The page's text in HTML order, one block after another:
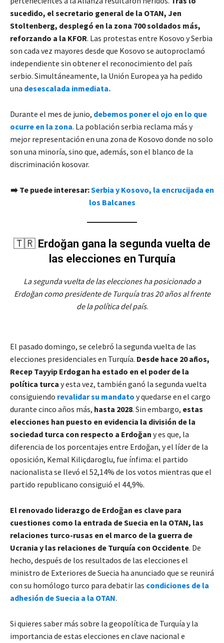
sucedido, el secretario general de la OTAN, Jen
Stoltenberg, desplegó en la zona 700 soldados más,
reforzando a la KFOR. Las protestas entre Kosovo y Serbia
son cada vez mayores desde que Kosovo se autoproclamó
independiente sin obtener el reconocimiento del país
serbio. Simultáneamente, la Unión Europea ya ha pedido
una desescalada inmediata.
Durante el mes de junio, debemos poner el ojo en lo que
ocurre en la zona. La población serbia reclama más y
mejor representación en una zona de Kosovo donde no solo
son una minoría, sino que, además, son el blanco de la
discriminación kosovar.
➡️ Te puede interesar:Serbia y Kosovo, la encrucijada en
los Balcanes
🇹🇷 Erdoğan gana la segunda vuelta de
las elecciones en Turquía
La segunda vuelta de las elecciones ha posicionado a
Erdoğan como presidente de Turquía tras 20 años al frente
de la política del país.
El pasado domingo, se celebró la segunda vuelta de las
elecciones presidenciales en Turquía. Desde hace 20 años,
Recep Tayyip Erdogan ha estado en el poder de la
política turca y esta vez, también ganó la segunda vuelta
consiguiendo revalidar su mandato y quedarse en el cargo
durante cinco años más, hasta 2028. Sin embargo, estas
elecciones han puesto en evidencia la división de la
sociedad turca con respecto a Erdoğan y es que, la
diferencia de los porcentajes entre Erdoğan, y el líder de la
oposición, Kemal Kiliçdaroglu, fue ínfima: el partido
nacionalista se llevó el 52,14% de los votos mientras que el
partido republicano consiguió el 44,9%.
El renovado liderazgo de Erdoğan es clave para
cuestiones como la entrada de Suecia en la OTAN, las
relaciones turco-rusas en el marco de la guerra de
Ucrania y las relaciones de Turquía con Occidente. De
hecho, después de los resultados de las elecciones el
ministro de Exteriores de Suecia ha anunciado que se reunirá
con su homólogo turco para debatir las condiciones de la
adhesión de Suecia a la OTAN.
Si quieres saber más sobre la geopolítica de Turquía y la
importancia de estas elecciones en clave nacional e